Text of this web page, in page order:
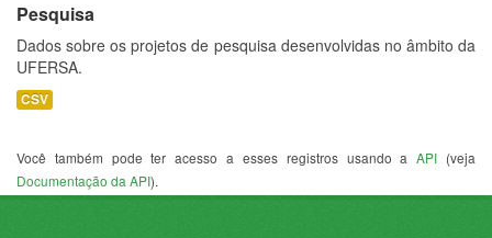
Pesquisa
Dados sobre os projetos de pesquisa desenvolvidas no âmbito da
UFERSA.
CSV
Você também pode ter acesso a esses registros usando aAPI (veja
Documentação da API).